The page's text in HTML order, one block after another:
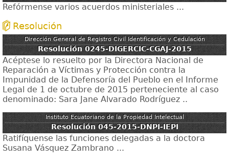
Refórmense varios acuerdos ministeriales ...
Resolución
Dirección General de Registro Civil Identificación y Cedulación
Resolución 0245-DIGERCIC-CGAJ-2015
Acéptese lo resuelto por la Directora Nacional de
Reparación a Víctimas y Protección contra la
Impunidad de la Defensoría del Pueblo en el Informe
Legal de 1 de octubre de 2015 perteneciente al caso
denominado: Sara Jane Alvarado Rodríguez ..
Instituto Ecuatoriano de la Propiedad Intelectual
Resolución 045-2015-DNPI-IEPI
Ratifíquense las funciones delegadas a la doctora
Susana Vásquez Zambrano ...